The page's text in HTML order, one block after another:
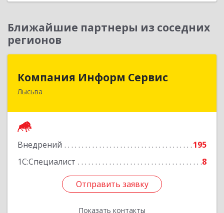
Ближайшие партнеры из соседних
регионов
Компания Информ Сервис
Лысьва
Внедрений
195
1С:Специалист
8
Отправить заявку
Показать контакты
Компания Информ Сервис
618909, Пермский край, Лысьва г, Металлистов
Отправить заявку
Назад